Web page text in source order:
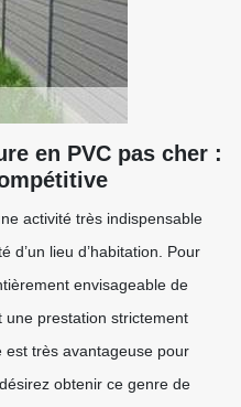
en PVC pas cher :
activité très indispensable
d’un lieu d’habitation. Pour
envisageable de
prestation strictement
est très avantageuse pour
obtenir ce genre de